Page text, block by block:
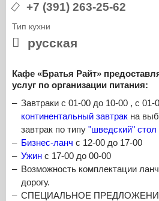
Кафе «Братья Райт»
услуг по организации питания:
Завтраки с 01-00 до 10-00 , с 01-
континентальный завтрак на
завтрак по типу "шведский" стол
Бизнес-ланч с 12-00 до 17-00
Ужин с 17-00 до 00-00
Возможность комплектации
дорогу.
СПЕЦИАЛЬНОЕ
+7 (391) 263-25-62
Тип кухни
русская